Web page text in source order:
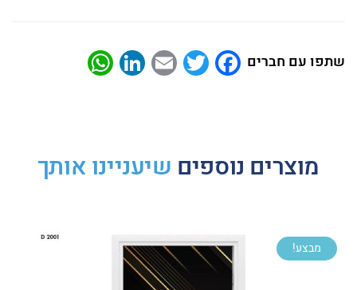
שתפו עם חברים Facebook
Twitter
Email
LinkedIn
מוצרים נוספים שיעניינו אותך
מבצע!